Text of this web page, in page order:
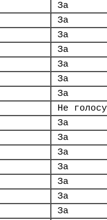
За
За
За
За
За
За
За
Не
За
За
За
За
За
За
За